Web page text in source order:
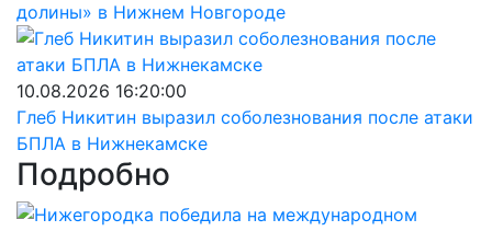
долины» в Нижнем Новгороде
10.08.2026 16:20:00
Глеб Никитин выразил соболезнования после атаки
БПЛА в Нижнекамске
Подробно